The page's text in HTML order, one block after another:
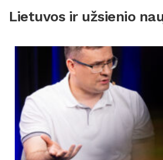
Lietuvos ir užsienio